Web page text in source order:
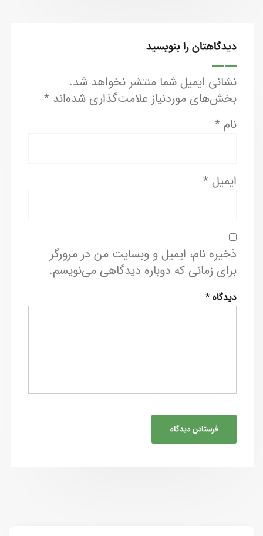
دیدگاهتان را بنویسید
نشانی ایمیل شما منتشر نخواهد شد.
بخش‌های موردنیاز علامت‌گذاری شده‌اند *
نام *
ایمیل *
ذخیره نام، ایمیل و وبسایت من در مرورگر
برای زمانی که دوباره دیدگاهی می‌نویسم.
دیدگاه*